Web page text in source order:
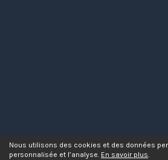
Nous utilisons des cookies et des données
personnalisée et l’analyse. En savoir plus.